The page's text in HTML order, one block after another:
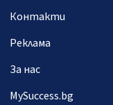
Контакти
Реклама
За нас
MySuccess.bg